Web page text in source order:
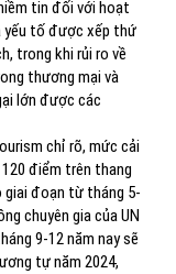
tin đối với hoạt
yếu tố được xếp thứ
trong khi rủi ro về
thương mại và
lớn được các
chỉ rõ, mức cải
điểm trên thang
giai đoạn từ tháng 5-
chuyên gia của UN
9-12 năm nay sẽ
tự năm 2024,